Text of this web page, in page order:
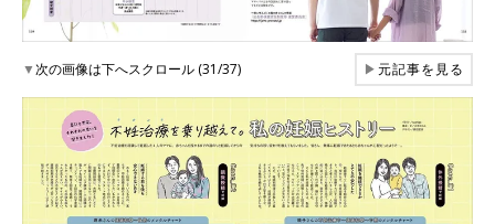
▼次の画像は下へスクロール (31/37) ▶元記事を見る